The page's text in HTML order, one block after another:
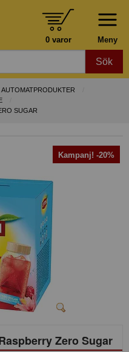
Meny
0 varor
Sök
AUTOMATPRODUKTER
SUGAR
Kampanj! -20%
Zero Sugar